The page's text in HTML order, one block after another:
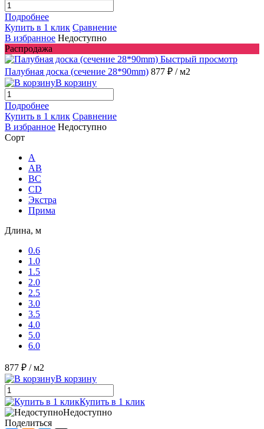
Подробнее
Купить в 1 клик Сравнение
В избранное Недоступно
Распродажа
Быстрый просмотр
Палубная доска (сечение 28*90mm) 877 ₽ / м2
В корзину
Подробнее
Купить в 1 клик Сравнение
В избранное Недоступно
Сорт
A
AB
ВС
CD
Экстра
Прима
Длина, м
0.6
1.0
1.5
2.0
2.5
3.0
3.5
4.0
5.0
6.0
877 ₽ / м2
В корзину
Купить в 1 клик
Недоступно
Поделиться